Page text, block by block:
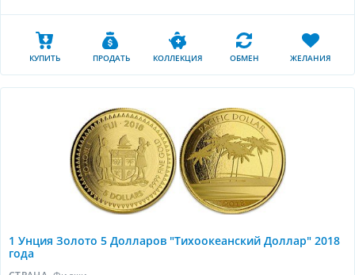
КУПИТЬ ПРОДАТЬ КОЛЛЕКЦИЯ ОБМЕН ЖЕЛАНИЯ
1 Унция Золото 5 Долларов "Тихоокеанский Доллар" 2018
года